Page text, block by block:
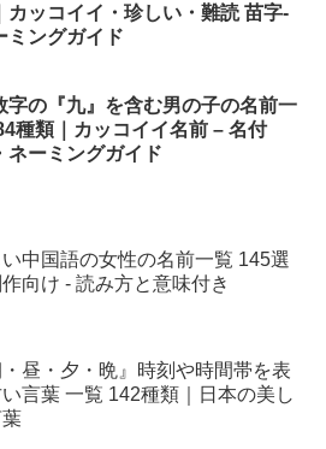
カッコイイ・珍しい・難読 苗字-
ミングガイド
字の『九』を含む男の子の名前一
種類｜カッコイイ名前 – 名付
ネーミングガイド
中国語の女性の名前一覧 145選
作向け - 読み方と意味付き
・昼・夕・晩』時刻や時間帯を表
言葉 一覧 142種類｜日本の美し